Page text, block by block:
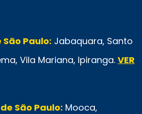
São Paulo: Jabaquara, Santo
Vila Mariana, Ipiranga. VER
São Paulo: Mooca,